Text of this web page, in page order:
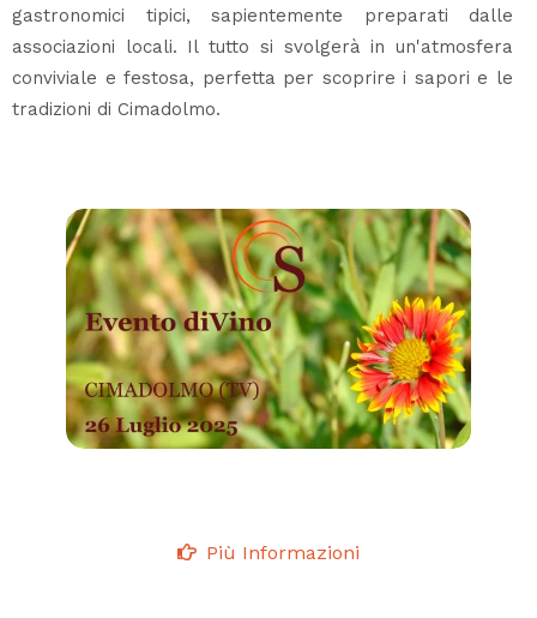
gastronomici tipici, sapientemente preparati dalle
associazioni locali. Il tutto si svolgerà in un'atmosfera
conviviale e festosa, perfetta per scoprire i sapori e le
tradizioni di Cimadolmo.
Più Informazioni